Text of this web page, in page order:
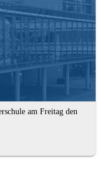
am Freitag den